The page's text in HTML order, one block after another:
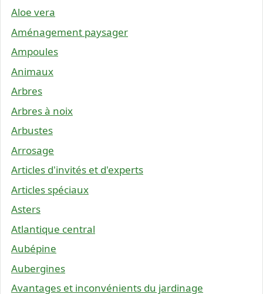
Aloe vera
Aménagement paysager
Ampoules
Animaux
Arbres
Arbres à noix
Arbustes
Arrosage
Articles d'invités et d'experts
Articles spéciaux
Asters
Atlantique central
Aubépine
Aubergines
Avantages et inconvénients du jardinage